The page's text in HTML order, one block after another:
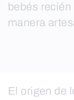
bebés
manera
El origen de